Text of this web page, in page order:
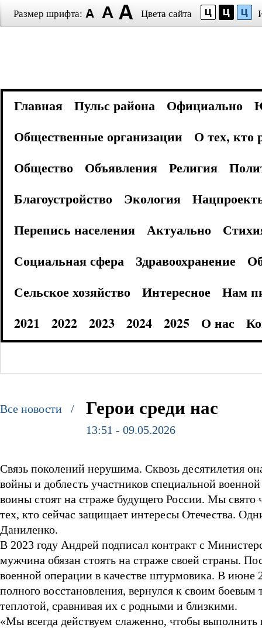
Размер шрифта: Цвета сайта
Главная Пульс района Официально
Общественные организации
О тех, кто
Общество
Объявления Религия
Благоустройство
Экология
Перепись населения
Актуально
Социальная сфера
Здравоохранение
Сельское хозяйство
Интересное
Нам
2021
2022 2023 2024 2025 О нас
Все новости / Герои среди нас
13:51 - 09.05.2026
Связь поколений нерушима. Сквозь десятилетия
войны и доблесть участников специальной
воины стоят на страже будущего России. Мы
тех, кто сейчас защищает интересы Отечества.
Даниленко.
В 2023 году Андрей подписал контракт с
мужчина обязан стоять на страже своей страны.
военной операции в качестве штурмовика. В июне
полного восстановления, вернулся к своим
теплотой, сравнивая их с родными и близкими.
«Мы всегда действуем слаженно, чтобы